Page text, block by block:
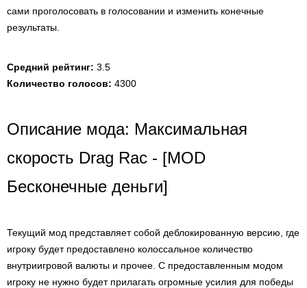
сами проголосовать в голосовании и изменить конечные
результаты.
Средний рейтинг: 3.5
Количество голосов: 4300
Описание мода: Максимальная
скорость Drag Rac - [MOD
Бесконечные деньги]
Текущий мод представляет собой деблокированную версию, где
игроку будет предоставлено колоссальное количество
внутриигровой валюты и прочее. С предоставленным модом
игроку не нужно будет прилагать огромные усилия для победы